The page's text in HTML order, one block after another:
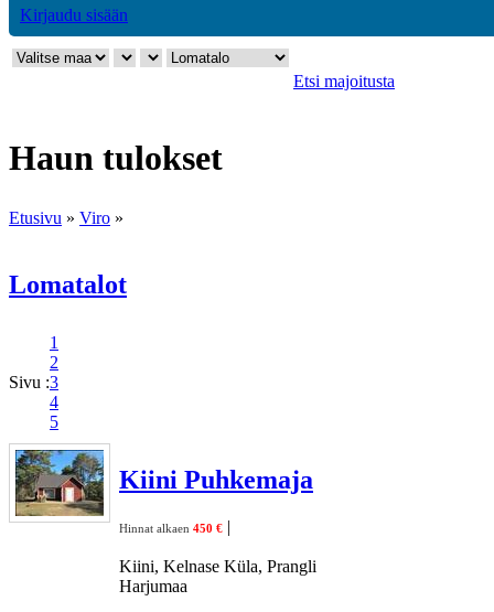
Kirjaudu sisään
Etsi majoitusta
Haun tulokset
Etusivu » Viro »
Lomatalot
Sivu :
1
2
3
4
5
Kiini Puhkemaja
Hinnat alkaen 450 € |
Kiini, Kelnase Küla, Prangli
Harjumaa